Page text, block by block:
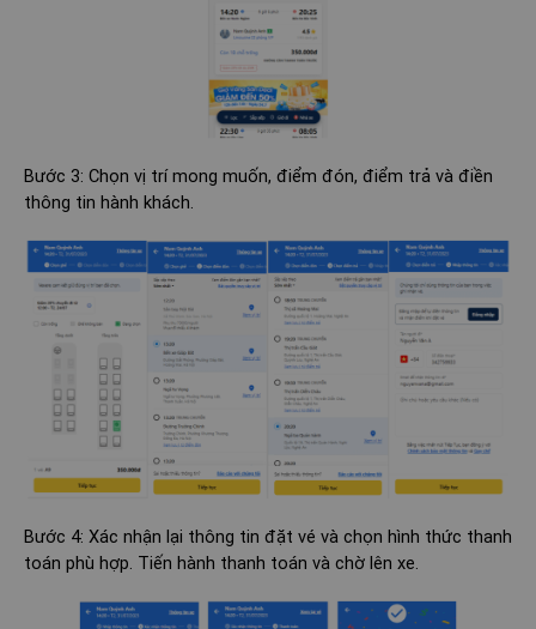
Bước 3: Chọn vị trí mong muốn, điểm đón, điểm trả và điền
thông tin hành khách.
Bước 4: Xác nhận lại thông tin đặt vé và chọn hình thức thanh
toán phù hợp. Tiến hành thanh toán và chờ lên xe.